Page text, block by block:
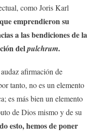
como Joris Karl
que emprendieron su
a las bendiciones de la
delpulchrum.
afirmación de
tanto, no es un elemento
es más bien un elemento
de Dios mismo y de su
esto, hemos de poner